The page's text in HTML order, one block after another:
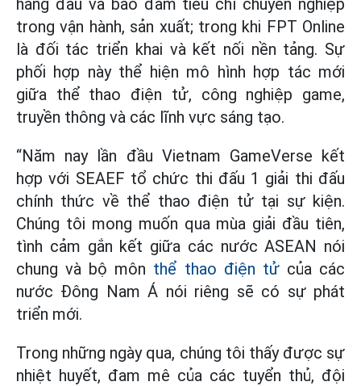
trong vận hành, sản xuất; trong khi FPT Online
là đối tác triển khai và kết nối nền tảng. Sự
phối hợp này thể hiện mô hình hợp tác mới
giữa thể thao điện tử, công nghiệp game,
truyền thông và các lĩnh vực sáng tạo.
“Năm nay lần đầu Vietnam GameVerse kết
hợp với SEAEF tổ chức thi đấu 1 giải thi đấu
chính thức về thể thao điện tử tại sự kiện.
Chúng tôi mong muốn qua mùa giải đầu tiên,
tình cảm gắn kết giữa các nước ASEAN nói
chung và bộ môn thể thao điện tửcủa các
nước Đông Nam Á nói riêng sẽ có sự phát
triển mới.
Trong những ngày qua, chúng tôi thấy được sự
nhiệt huyết, đam mê của các tuyển thủ, đội